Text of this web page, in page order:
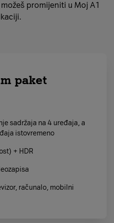
promijeniti u Moj A1
paket
sadržaja na 4 uređaja, a
istovremeno
+ HDR
računalo, mobilni